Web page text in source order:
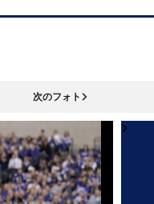
次のフォト